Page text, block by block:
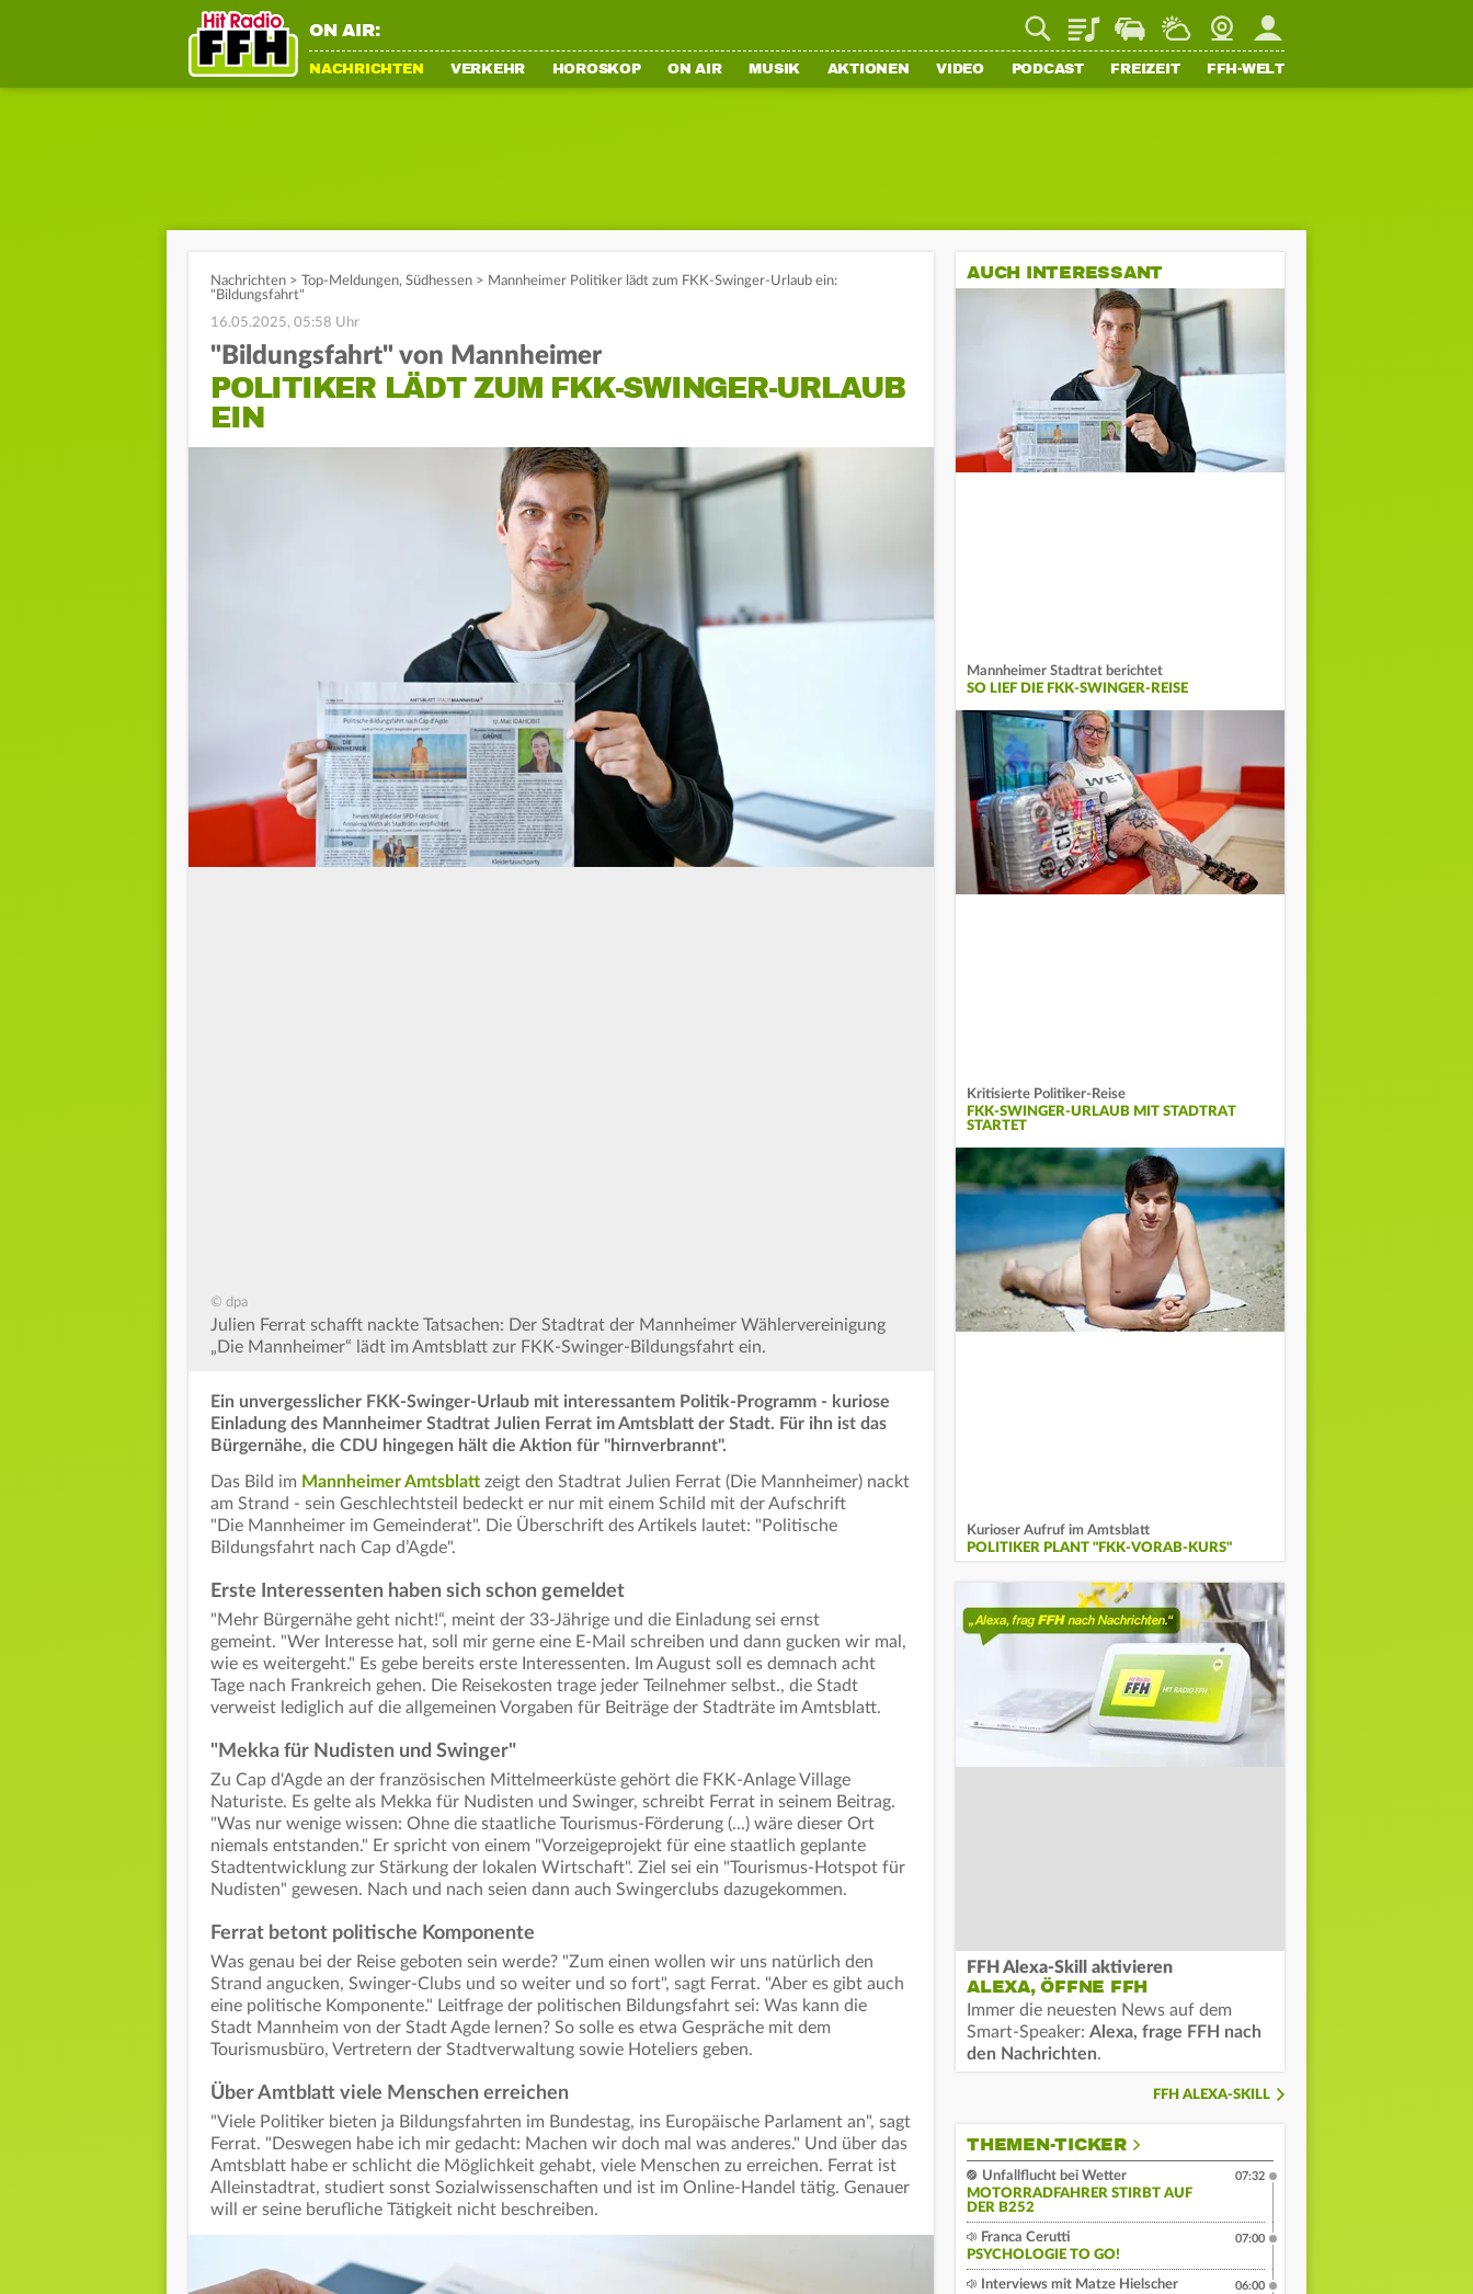
ON AIR: PlaylistStaupilotWetterWebcamMein FFH
NACHRICHTEN VERKEHR HOROSKOP ON AIR MUSIK AKTIONEN VIDEO PODCAST FREIZEIT FFH-WELT
Nachrichten > Top-Meldungen, Südhessen > Mannheimer Politiker lädt zum FKK-Swinger-Urlaub ein:
"Bildungsfahrt"
16.05.2025, 05:58 Uhr
"Bildungsfahrt" von Mannheimer
POLITIKER LÄDT ZUM FKK-SWINGER-URLAUB
EIN
© dpa
Julien Ferrat schafft nackte Tatsachen: Der Stadtrat der Mannheimer Wählervereinigung
„Die Mannheimer“ lädt im Amtsblatt zur FKK-Swinger-Bildungsfahrt ein.
Ein unvergesslicher FKK-Swinger-Urlaub mit interessantem Politik-Programm - kuriose
Einladung des Mannheimer Stadtrat Julien Ferrat im Amtsblatt der Stadt. Für ihn ist das
Bürgernähe, die CDU hingegen hält die Aktion für "hirnverbrannt".
Das Bild im Mannheimer Amtsblatt zeigt den Stadtrat Julien Ferrat (Die Mannheimer) nackt
am Strand - sein Geschlechtsteil bedeckt er nur mit einem Schild mit der Aufschrift
"Die Mannheimer im Gemeinderat". Die Überschrift des Artikels lautet: "Politische
Bildungsfahrt nach Cap d’Agde".
Erste Interessenten haben sich schon gemeldet
"Mehr Bürgernähe geht nicht!“, meint der 33-Jährige und die Einladung sei ernst
gemeint. "Wer Interesse hat, soll mir gerne eine E-Mail schreiben und dann gucken wir mal,
wie es weitergeht." Es gebe bereits erste Interessenten. Im August soll es demnach acht
Tage nach Frankreich gehen. Die Reisekosten trage jeder Teilnehmer selbst., die Stadt
verweist lediglich auf die allgemeinen Vorgaben für Beiträge der Stadträte im Amtsblatt.
"Mekka für Nudisten und Swinger"
Zu Cap d'Agde an der französischen Mittelmeerküste gehört die FKK-Anlage Village
Naturiste. Es gelte als Mekka für Nudisten und Swinger, schreibt Ferrat in seinem Beitrag.
"Was nur wenige wissen: Ohne die staatliche Tourismus-Förderung (...) wäre dieser Ort
niemals entstanden." Er spricht von einem "Vorzeigeprojekt für eine staatlich geplante
Stadtentwicklung zur Stärkung der lokalen Wirtschaft". Ziel sei ein "Tourismus-Hotspot für
Nudisten" gewesen. Nach und nach seien dann auch Swingerclubs dazugekommen.
Ferrat betont politische Komponente
Was genau bei der Reise geboten sein werde? "Zum einen wollen wir uns natürlich den
Strand angucken, Swinger-Clubs und so weiter und so fort", sagt Ferrat. "Aber es gibt auch
eine politische Komponente." Leitfrage der politischen Bildungsfahrt sei: Was kann die
Stadt Mannheim von der Stadt Agde lernen? So solle es etwa Gespräche mit dem
Tourismusbüro, Vertretern der Stadtverwaltung sowie Hoteliers geben.
Über Amtblatt viele Menschen erreichen
"Viele Politiker bieten ja Bildungsfahrten im Bundestag, ins Europäische Parlament an", sagt
Ferrat. "Deswegen habe ich mir gedacht: Machen wir doch mal was anderes." Und über das
Amtsblatt habe er schlicht die Möglichkeit gehabt, viele Menschen zu erreichen. Ferrat ist
Alleinstadtrat, studiert sonst Sozialwissenschaften und ist im Online-Handel tätig. Genauer
will er seine berufliche Tätigkeit nicht beschreiben.
AUCH INTERESSANT
Mannheimer Stadtrat berichtet
SO LIEF DIE FKK-SWINGER-REISE
Kritisierte Politiker-Reise
FKK-SWINGER-URLAUB MIT STADTRAT
STARTET
Kurioser Aufruf im Amtsblatt
POLITIKER PLANT "FKK-VORAB-KURS"
FFH Alexa-Skill aktivieren
ALEXA, ÖFFNE FFH
Immer die neuesten News auf dem
Smart-Speaker: Alexa, frage FFH nach
den Nachrichten.
FFH ALEXA-SKILL
THEMEN-TICKER
Unfallflucht bei Wetter
MOTORRADFAHRER STIRBT AUF
DER B252
07:32
Franca Cerutti
PSYCHOLOGIE TO GO!
07:00
Interviews mit Matze Hielscher
06:00